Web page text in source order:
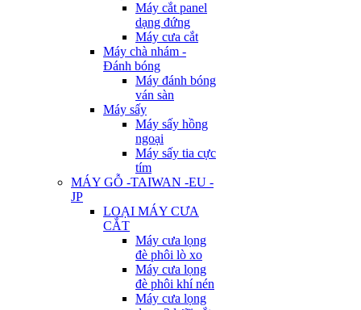
Máy cắt panel
dạng đứng
Máy cưa cắt
Máy chà nhám -
Đánh bóng
Máy đánh bóng
ván sàn
Máy sấy
Máy sấy hồng
ngoại
Máy sấy tia cực
tím
MÁY GỖ -TAIWAN -EU -
JP
LOẠI MÁY CƯA
CẮT
Máy cưa lọng
đè phôi lò xo
Máy cưa lọng
đè phôi khí nén
Máy cưa lọng